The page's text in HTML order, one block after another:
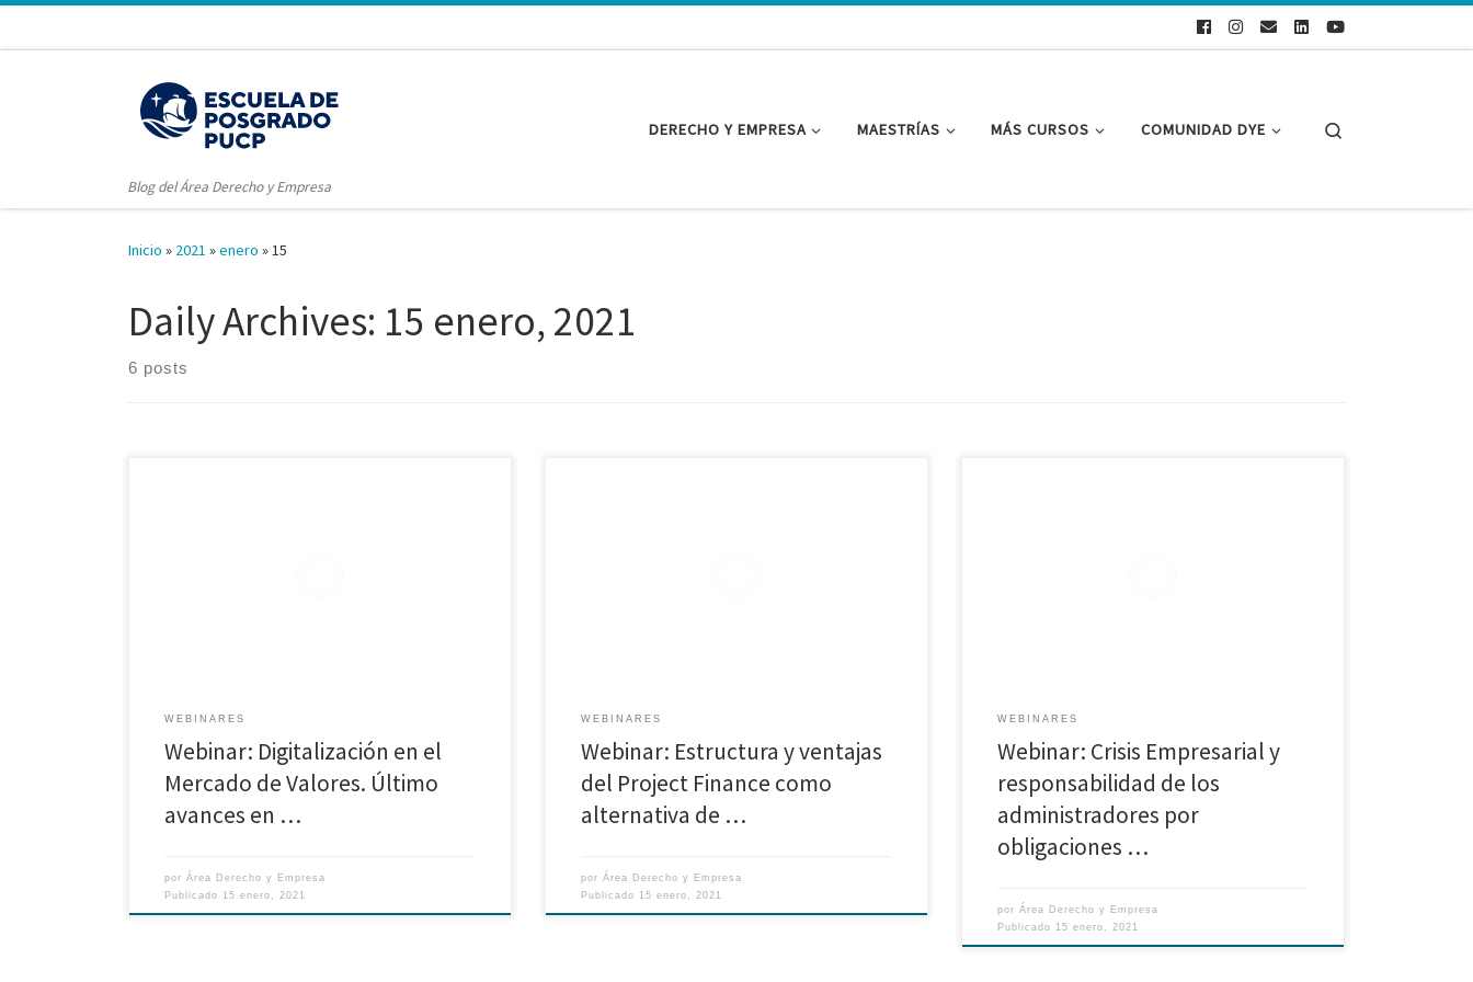
Blog del Área Derecho y Empresa
DERECHO Y EMPRESA MAESTRÍAS MÁS CURSOS COMUNIDAD DYE
Inicio » 2021 »enero »15
Daily Archives: 15 enero, 2021
6 posts
WEBINARES
Webinar: Digitalización en el
Mercado de Valores. Último
avances en …
porÁrea Derecho y Empresa
Publicado 15 enero, 2021
WEBINARES
Webinar: Estructura y ventajas
del Project Finance como
alternativa de …
porÁrea Derecho y Empresa
Publicado 15 enero, 2021
WEBINARES
Webinar: Crisis Empresarial y
responsabilidad de los
administradores por
obligaciones …
porÁrea Derecho y Empresa
Publicado 15 enero, 2021